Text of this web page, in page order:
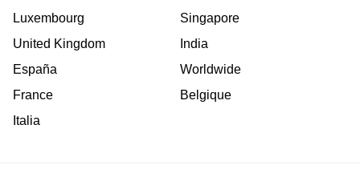
Luxembourg
United Kingdom
España
France
Italia
Singapore
India
Worldwide
Belgique